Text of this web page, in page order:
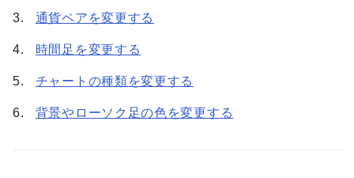
通貨ペアを変更する
時間足を変更する
チャートの種類を変更する
背景やローソク足の色を変更する